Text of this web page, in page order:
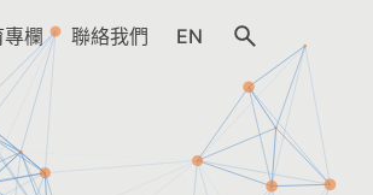
欄 聯絡我們 EN